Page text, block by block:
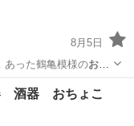
8月5日
った鶴亀模様のおち
酒器 おちょこ